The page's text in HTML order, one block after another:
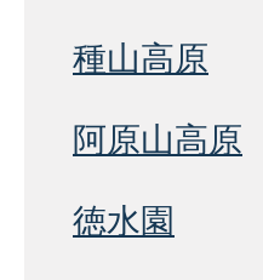
種山高原
阿原山高原
徳水園